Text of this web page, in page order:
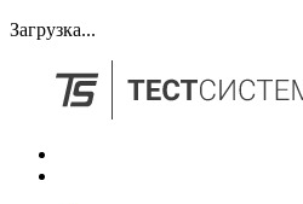
Загрузка...